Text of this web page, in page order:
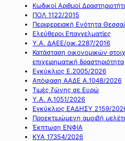
Κωδικοί Αριθμοί
ΠΟΛ 1122/2015
Περιφερειακή Ενότητα
Ελεύθεροι Επαγγελματίες
Υ.Α. ΔΑΕΕ/οικ.2287/2016
Κατάσταση οικονομικών
επιχειρηματική δραστηριότητα
Εγκύκλιος Ε.2005/2026
Απόφαση ΑΑΔΕ Α.1048/2026
Τιμές ζώνης σε Ευρώ
Υ.Α. Α.1051/2026
Εγκύκλιος ΕΑΔΗΣΥ 2159/
Προεκτιμώμενη αμοιβή
Έκπτωση ΕΝΦΙΑ
ΚΥΑ 17354/2026